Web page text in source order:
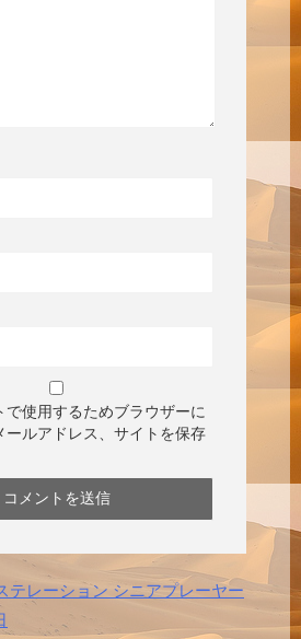
で使用するためブラウザーに
ールアドレス、サイトを保存
テレーション シニアプレーヤー